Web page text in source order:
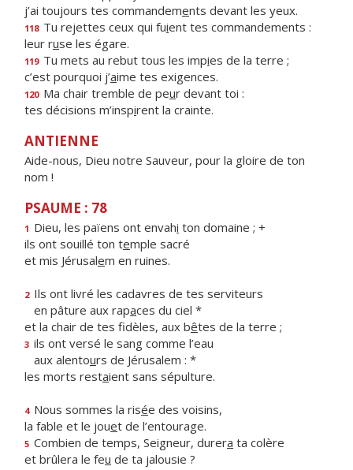
j’ai toujours tes commandements devant les yeux.
118 Tu rejettes ceux qui fuient tes commandements :
leur ruse les égare.
119 Tu mets au rebut tous les impies de la terre ;
c’est pourquoi j’aime tes exigences.
120 Ma chair tremble de peur devant toi :
tes décisions m’inspirent la crainte.
ANTIENNE
Aide-nous, Dieu notre Sauveur, pour la gloire de ton
nom !
PSAUME : 78
1 Dieu, les païens ont envahi ton domaine ; +
ils ont souillé ton temple sacré
et mis Jérusalem en ruines.
2 Ils ont livré les cadavres de tes serviteurs
en pâture aux rapaces du ciel *
et la chair de tes fidèles, aux bêtes de la terre ;
3 ils ont versé le sang comme l’eau
aux alentours de Jérusalem : *
les morts restaient sans sépulture.
4 Nous sommes la risée des voisins,
la fable et le jouet de l’entourage.
5 Combien de temps, Seigneur, durera ta colère
et brûlera le feu de ta jalousie ?